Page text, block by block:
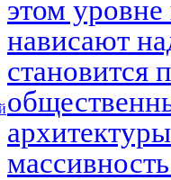
этом
нависают
становится